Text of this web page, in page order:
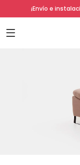
directamente
al contenido
¡Envío e